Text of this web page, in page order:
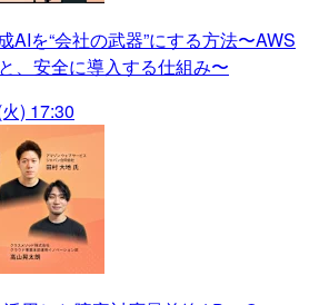
AIを“会社の武器”にする方法〜AWS
、安全に導入する仕組み〜
) 17:30